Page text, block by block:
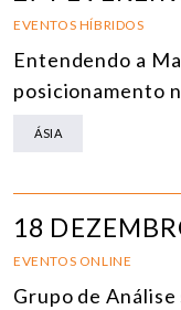
EVENTOS HÍBRIDOS
Entendendo a
posicionamento
ÁSIA
18
EVENTOS ONLINE
Grupo de